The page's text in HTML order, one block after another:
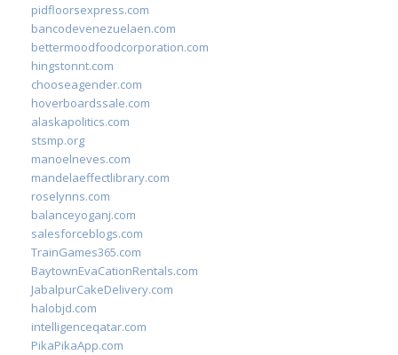
pidfloorsexpress.com
bancodevenezuelaen.com
bettermoodfoodcorporation.com
hingstonnt.com
chooseagender.com
hoverboardssale.com
alaskapolitics.com
stsmp.org
manoelneves.com
mandelaeffectlibrary.com
roselynns.com
balanceyoganj.com
salesforceblogs.com
TrainGames365.com
BaytownEvaCationRentals.com
JabalpurCakeDelivery.com
halobjd.com
intelligenceqatar.com
PikaPikaApp.com